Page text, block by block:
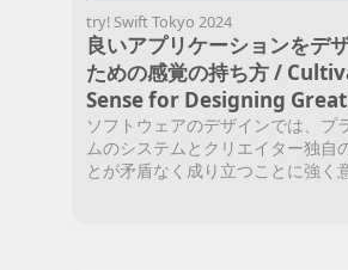
try! Swift Tokyo 2024
良いアプリケーションをデ
ための感覚の持ち方 /
Sense for Designing Great
Applications
ソフトウェアのデザインでは、プ
ムのシステムとクリエイター独自
とが矛盾なく成り立つことに強く
ければなりません。調和の取れた